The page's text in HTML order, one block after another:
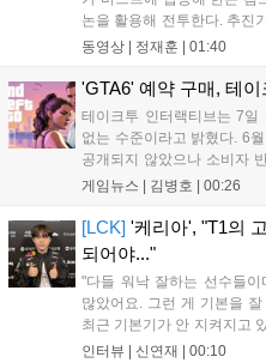
논을 활용해 전투한다. 추진
보유했고, 메카 파괴 시 맨
출시될 예정이다....
동영상 | 정재훈 01:40
'GTA6' 예약 구매, 테
테이크투 인터랙티브는 7일
없는 수준이라고 밝혔다. 6
공개되지 않았으나 소비자
Xbox 시리즈 X|S로 정식 출
Extended Look'을 최초 공개
게임뉴스 | 김병호 00:26
[LCK] '케리아', "T1의
되어야..."
"다들 워낙 잘하는 선수들
많았어요. 그런 게 기본을
최근 기본기가 안 지켜지고
팀적으로 안 좋은 사고가 계
인터뷰 | 신연재 00:10